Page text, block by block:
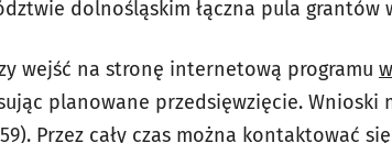
dolnośląskim łączna pula grantów
wejść na stronę internetową programu
planowane przedsięwzięcie. Wnioski
Przez cały czas można kontaktować